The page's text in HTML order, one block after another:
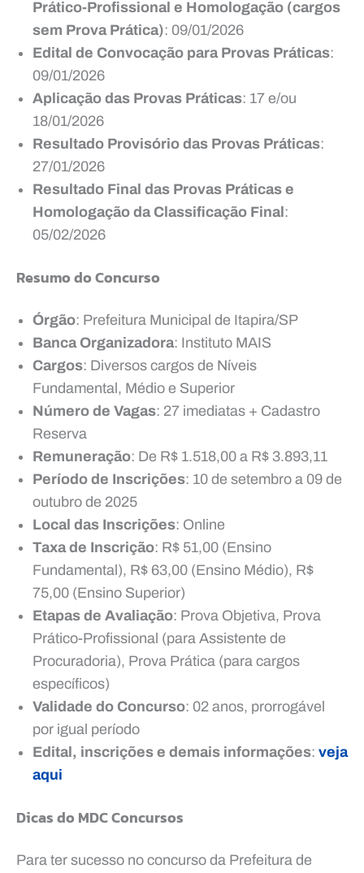
Prático-Profissional e Homologação (cargos
sem Prova Prática): 09/01/2026
Edital de Convocação para Provas Práticas:
09/01/2026
Aplicação das Provas Práticas: 17 e/ou
18/01/2026
Resultado Provisório das Provas Práticas:
27/01/2026
Resultado Final das Provas Práticas e
Homologação da Classificação Final:
05/02/2026
Resumo do Concurso
Órgão: Prefeitura Municipal de Itapira/SP
Banca Organizadora: Instituto MAIS
Cargos: Diversos cargos de Níveis
Fundamental, Médio e Superior
Número de Vagas: 27 imediatas + Cadastro
Reserva
Remuneração: De R$ 1.518,00 a R$ 3.893,11
Período de Inscrições: 10 de setembro a 09 de
outubro de 2025
Local das Inscrições: Online
Taxa de Inscrição: R$ 51,00 (Ensino
Fundamental), R$ 63,00 (Ensino Médio), R$
75,00 (Ensino Superior)
Etapas de Avaliação: Prova Objetiva, Prova
Prático-Profissional (para Assistente de
Procuradoria), Prova Prática (para cargos
específicos)
Validade do Concurso: 02 anos, prorrogável
por igual período
Edital, inscrições e demais informações: veja
aqui
Dicas do MDC Concursos
Para ter sucesso no concurso da Prefeitura de